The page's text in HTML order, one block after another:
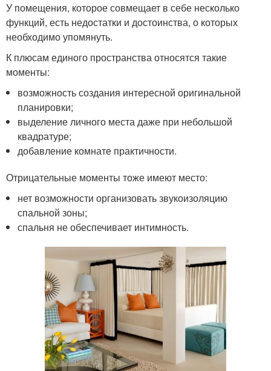
У помещения, которое совмещает в себе несколько
функций, есть недостатки и достоинства, о которых
необходимо упомянуть.
К плюсам единого пространства относятся такие
моменты:
возможность создания интересной оригинальной
планировки;
выделение личного места даже при небольшой
квадратуре;
добавление комнате практичности.
Отрицательные моменты тоже имеют место:
нет возможности организовать звукоизоляцию
спальной зоны;
спальня не обеспечивает интимность.